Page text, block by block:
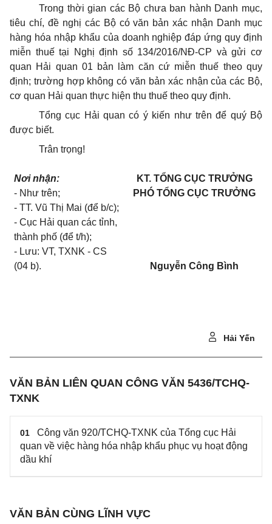
Trong thời gian các Bộ chưa ban hành Danh mục,
tiêu chí, đề nghị các Bộ có văn bản xác nhận Danh mục
hàng hóa nhập khẩu của doanh nghiệp đáp ứng quy định
miễn thuế tại Nghị định số 134/2016/NĐ-CP và gửi cơ
quan Hải quan 01 bản làm căn cứ miễn thuế theo quy
định; trường hợp không có văn bản xác nhận của các Bộ,
cơ quan Hải quan thực hiện thu thuế theo quy định.
Tổng cục Hải quan có ý kiến như trên để quý Bộ
được biết.
Trân trọng!
Nơi nhận:
- Như trên;
- TT. Vũ Thị Mai (để b/c);
- Cục Hải quan các tỉnh,
thành phố (để t/h);
- Lưu: VT, TXNK - CS
(04 b).
KT. TỔNG CỤC TRƯỞNG
PHÓ TỔNG CỤC TRƯỞNG
Nguyễn Công Bình
Hải Yến
VĂN BẢN LIÊN QUAN CÔNG VĂN 5436/TCHQ-
TXNK
01
Công văn 920/TCHQ-TXNK của Tổng cục Hải
quan về việc hàng hóa nhập khẩu phục vụ hoạt động
dầu khí
VĂN BẢN CÙNG LĨNH VỰC